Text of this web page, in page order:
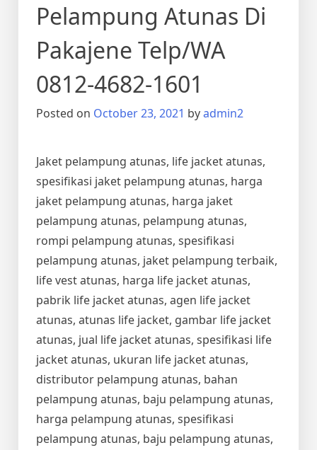
Pelampung Atunas Di
Pakajene Telp/WA
0812-4682-1601
Posted on October 23, 2021 byadmin2
Jaket pelampung atunas, life jacket atunas,
spesifikasi jaket pelampung atunas, harga
jaket pelampung atunas, harga jaket
pelampung atunas, pelampung atunas,
rompi pelampung atunas, spesifikasi
pelampung atunas, jaket pelampung terbaik,
life vest atunas, harga life jacket atunas,
pabrik life jacket atunas, agen life jacket
atunas, atunas life jacket, gambar life jacket
atunas, jual life jacket atunas, spesifikasi life
jacket atunas, ukuran life jacket atunas,
distributor pelampung atunas, bahan
pelampung atunas, baju pelampung atunas,
harga pelampung atunas, spesifikasi
pelampung atunas, baju pelampung atunas,